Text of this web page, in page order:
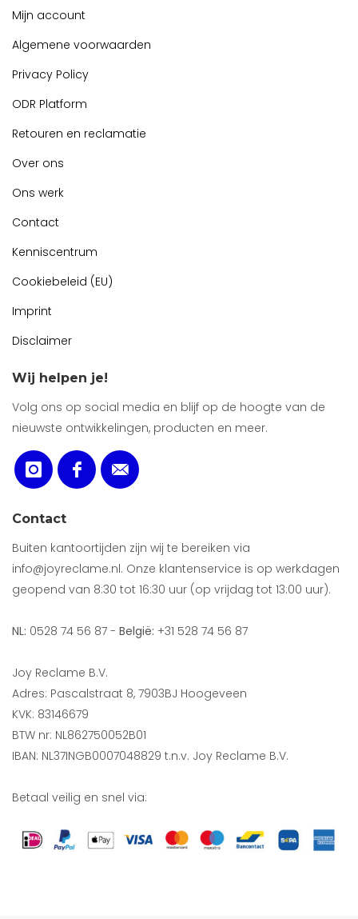
Mijn account
Algemene voorwaarden
Privacy Policy
ODR Platform
Retouren en reclamatie
Over ons
Ons werk
Contact
Kenniscentrum
Cookiebeleid (EU)
Imprint
Disclaimer
Wij helpen je!
Volg ons op social media en blijf op de hoogte van de
nieuwste ontwikkelingen, producten en meer.
Contact
Buiten kantoortijden zijn wij te bereiken via
info@joyreclame.nl. Onze klantenservice is op werkdagen
geopend van 8:30 tot 16:30 uur (op vrijdag tot 13:00 uur).
NL: 0528 74 56 87 - België: +31 528 74 56 87
Joy Reclame B.V.
Adres: Pascalstraat 8, 7903BJ Hoogeveen
KVK: 83146679
BTW nr: NL862750052B01
IBAN: NL37INGB0007048829 t.n.v. Joy Reclame B.V.
Betaal veilig en snel via: